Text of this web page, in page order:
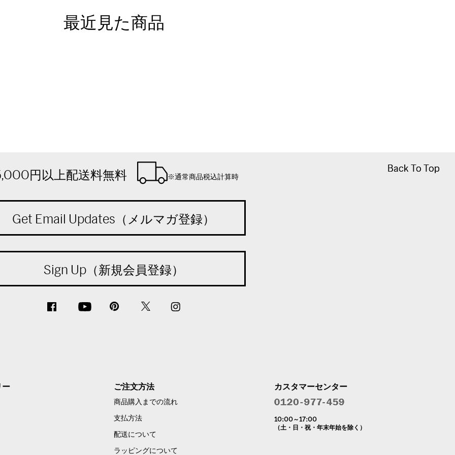
最近見た商品
Back To Top
Back To Top
円以上配送料無料 ※通常商品税込計算時
Get Email Updates（メルマガ登録）
Sign Up（新規会員登録）
ー ご注文方法
商品購入までの流れ
支払方法
配送について
ラッピングについて
カスタマーセンター
10:00～17:00
（土・日・祝・年末年始を除く）